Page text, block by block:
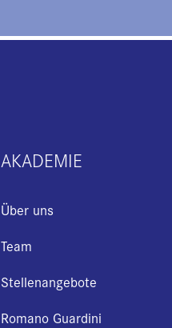
AKADEMIE
Über uns
Team
Stellenangebote
Romano Guardini